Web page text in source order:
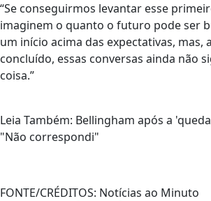
“Se conseguirmos levantar esse
imaginem o quanto o futuro pode ser
um início acima das expectativas, mas,
concluído, essas conversas ainda não
coisa.”
Leia Também: Bellingham após a
"Não correspondi"
FONTE/CRÉDITOS: Notícias ao Minuto